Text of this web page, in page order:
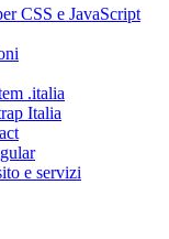
CSS e JavaScript
.italia
Italia
e servizi